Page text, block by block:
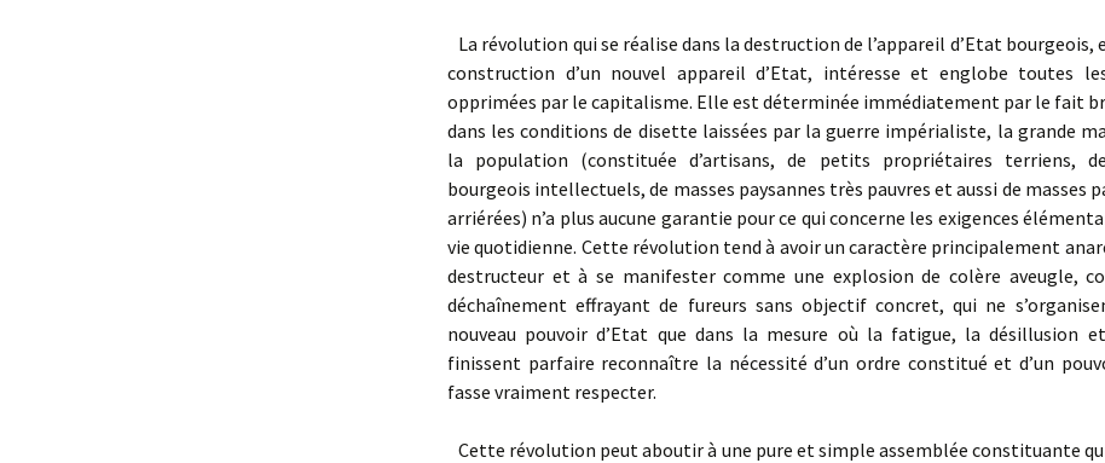
La révolution qui se réalise dans la destruction de l’appareil d’Etat bourgeois,
construction d’un nouvel appareil d’Etat, intéresse et englobe toutes
opprimées par le capitalisme. Elle est déterminée immédiatement par le fait
dans les conditions de disette laissées par la guerre impérialiste, la grande
la population (constituée d’artisans, de petits propriétaires terriens,
bourgeois intellectuels, de masses paysannes très pauvres et aussi de masses
arriérées) n’a plus aucune garantie pour ce qui concerne les exigences
vie quotidienne. Cette révolution tend à avoir un caractère principalement
destructeur et à se manifester comme une explosion de colère aveugle,
déchaînement effrayant de fureurs sans objectif concret, qui ne
nouveau pouvoir d’Etat que dans la mesure où la fatigue, la désillusion
finissent parfaire reconnaître la nécessité d’un ordre constitué et d’un
fasse vraiment respecter.
Cette révolution peut aboutir à une pure et simple assemblée constituante